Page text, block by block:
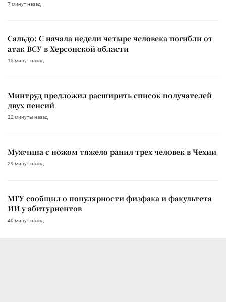
7 минут назад
Сальдо: С начала недели четыре человека погибли от
атак ВСУ в Херсонской области
13 минут назад
Минтруд предложил расширить список получателей
двух пенсий
22 минуты назад
Мужчина с ножом тяжело ранил трех человек в Чехии
29 минут назад
МГУ сообщил о популярности физфака и факультета
ИИ у абитуриентов
40 минут назад